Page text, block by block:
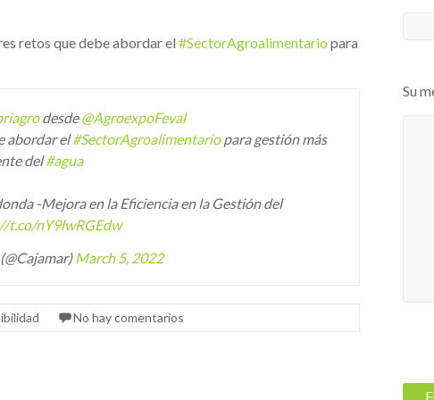
retos que debe abordar el #SectorAgroalimentario para
desde@AgroexpoFeval
abordar el#SectorAgroalimentariopara gestión más
del#agua
-Mejora en la Eficiencia en la Gestión del
t.co/nY9lwRGEdw
March 5, 2022
No hay comentarios
Su